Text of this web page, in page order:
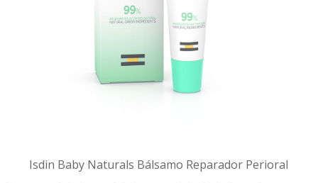
Isdin Baby Naturals Bálsamo Reparador Perioral